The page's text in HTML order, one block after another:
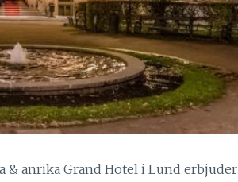
& anrika Grand Hotel i Lund erbjuder